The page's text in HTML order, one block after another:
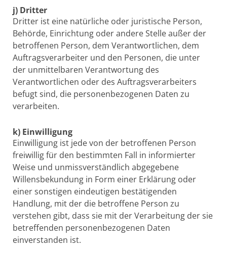
j) Dritter
Dritter ist eine natürliche oder juristische Person,
Behörde, Einrichtung oder andere Stelle außer der
betroffenen Person, dem Verantwortlichen, dem
Auftragsverarbeiter und den Personen, die unter
der unmittelbaren Verantwortung des
Verantwortlichen oder des Auftragsverarbeiters
befugt sind, die personenbezogenen Daten zu
verarbeiten.
k) Einwilligung
Einwilligung ist jede von der betroffenen Person
freiwillig für den bestimmten Fall in informierter
Weise und unmissverständlich abgegebene
Willensbekundung in Form einer Erklärung oder
einer sonstigen eindeutigen bestätigenden
Handlung, mit der die betroffene Person zu
verstehen gibt, dass sie mit der Verarbeitung der sie
betreffenden personenbezogenen Daten
einverstanden ist.